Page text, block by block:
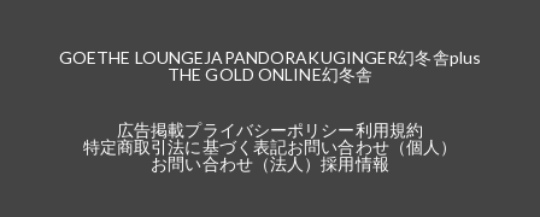
GOETHE LOUNGE JAPANDORAKUGINGER幻冬舎plus
THE GOLD ONLINE幻冬舎
広告掲載プライバシーポリシー利用規約
特定商取引法に基づく表記お問い合わせ（個人）
お問い合わせ（法人）採用情報